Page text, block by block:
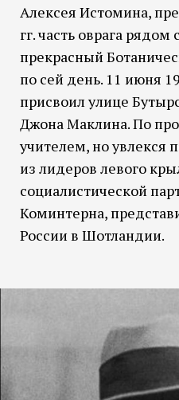
Алексея Истомина,
гг. часть оврага
прекрасный
по сей день. 11 июня
присвоил улице
Джона Маклина. По
учителем, но увлекся
из лидеров левого
социалистической
Коминтерна,
России в Шотландии.